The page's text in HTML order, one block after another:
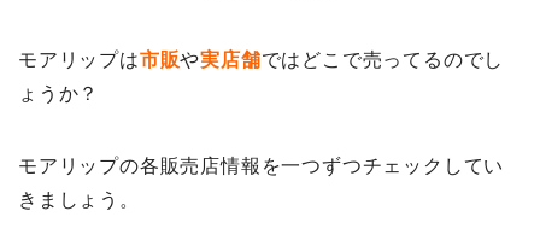
モアリップは市販や実店舗ではどこで売ってるのでし
ょうか？
モアリップの各販売店情報を一つずつチェックしてい
きましょう。